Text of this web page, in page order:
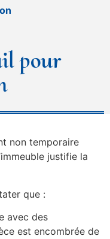
pour
non temporaire
justifie la
que :
avec des
est encombrée de